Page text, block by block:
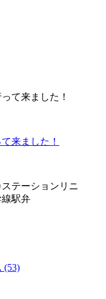
来ました！
テーション リニ
駅弁
(53)